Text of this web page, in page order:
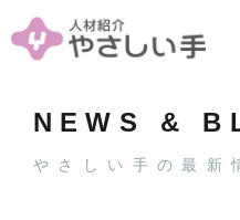
NEWS &
やさしい手の最新